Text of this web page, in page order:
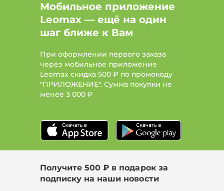
Мобильное приложение
Leomax — ещё на один
шаг ближе к Вам
При оформлении первого заказа
через мобильное приложение
Leomax скидка 500 ₽ по промокоду
"ПРИЛОЖЕНИЕ". Сумма покупки не
менее 3 000 ₽
Получите 500 ₽ в подарок за
подписку на наши новости